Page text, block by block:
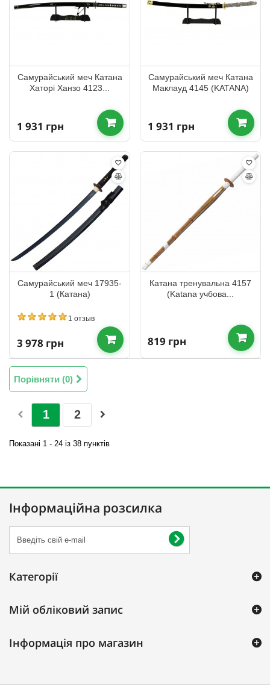
Самурайський меч Катана
Хаторі Ханзо 4123...
1 931 грн
Самурайський меч Катана
Маклауд 4145 (KATANA)
1 931 грн
Самурайський меч 17935-
1 (Катана)
1 отзыв
3 978 грн
Катана тренувальна 4157
(Katana учбова...
819 грн
Порівняти (0)
1 2
Показані 1 - 24 із 38 пунктів
Інформаційна розсилка
Категорії
Мій обліковий запис
Інформація про магазин